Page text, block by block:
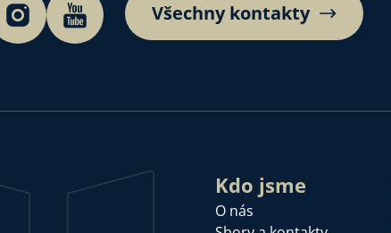
Všechny kontakty
Kdo jsme
O nás